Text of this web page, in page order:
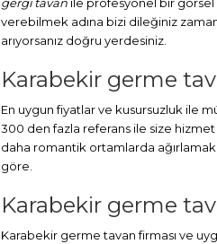
verebilmek adına bizi dileğiniz
arıyorsanız doğru yerdesiniz.
Karabekir germe
En uygun fiyatlar ve kusursuzluk ile
300 den fazla referans ile size
daha romantik ortamlarda ağırlamak
göre.
Karabekir germe
Karabekir germe tavan firması ve